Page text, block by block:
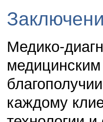
Медико-
каждому